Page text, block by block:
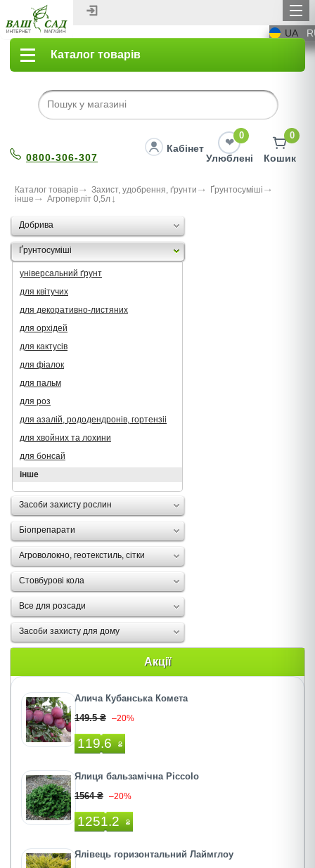
UA
Каталог товарів
0800-306-307
Кабінет
0
Улюблені
0
Кошик
Каталог товарів Захист, удобрення, ґрунти
Ґрунтосуміші
інше
Агроперліт 0,5л
Добрива
Ґрунтосуміші
універсальний ґрунт
для квітучих
для декоративно-листяних
для орхідей
для кактусів
для фіалок
для пальм
для роз
для азалій, рододендронів, гортензii
для хвойних та лохини
для бонсай
інше
Засоби захисту рослин
Біопрепарати
Агроволокно, геотекстиль, сітки
Стовбурові кола
Все для розсади
Засоби захисту для дому
Акції
Алича Кубанська Комета
149.5 ₴ –20%
119.6 ₴
Ялиця бальзамічна Piccolo
1564 ₴ –20%
1251.2 ₴
Ялівець горизонтальний Лаймглоу